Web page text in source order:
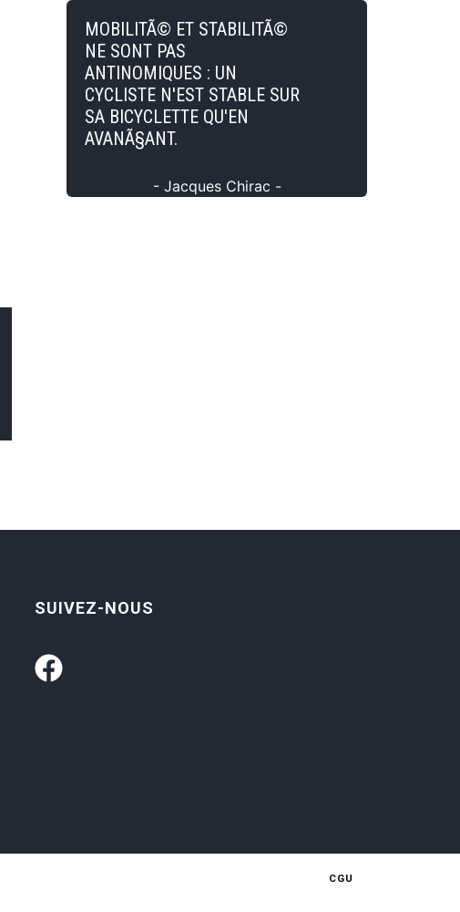
MOBILITÃ© ET STABILITÃ©
NE SONT PAS
ANTINOMIQUES : UN
CYCLISTE N'EST STABLE SUR
SA BICYCLETTE QU'EN
AVANÃ§ANT.
- Jacques Chirac -
SUIVEZ-NOUS
CGU